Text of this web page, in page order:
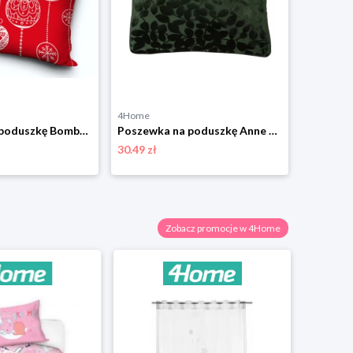
Poszewka na poduszkę Bombki świąteczne czerwony, 40 x 40 cm 4-Home
4Home
Poszewka na poduszkę Anne zielony, 45 x 45 cm 4-Home
30.49 zł
Zobacz promocje w 4Home